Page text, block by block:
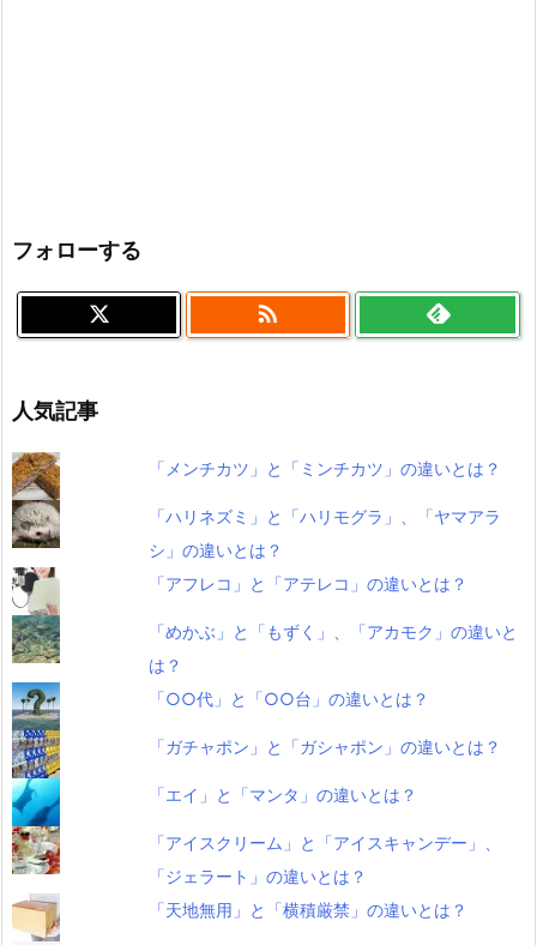
フォローする

人気記事
「メンチカツ」と「ミンチカツ」の違いとは？
「ハリネズミ」と「ハリモグラ」、「ヤマアラ
シ」の違いとは？
「アフレコ」と「アテレコ」の違いとは？
「めかぶ」と「もずく」、「アカモク」の違いと
は？
「○○代」と「○○台」の違いとは？
「ガチャポン」と「ガシャポン」の違いとは？
「エイ」と「マンタ」の違いとは？
「アイスクリーム」と「アイスキャンデー」、
「ジェラート」の違いとは？
「天地無用」と「横積厳禁」の違いとは？